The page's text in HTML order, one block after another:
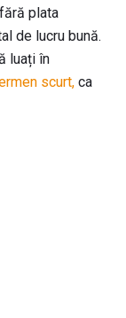
plata
de lucru bună.
luați în
scurt, ca